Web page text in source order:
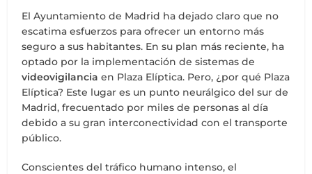
El Ayuntamiento de Madrid ha dejado claro que no
escatima esfuerzos para ofrecer un entorno más
seguro a sus habitantes. En su plan más reciente, ha
optado por la implementación de sistemas de
videovigilancia en Plaza Elíptica. Pero, ¿por qué Plaza
Elíptica? Este lugar es un punto neurálgico del sur de
Madrid, frecuentado por miles de personas al día
debido a su gran interconectividad con el transporte
público.
Conscientes del tráfico humano intenso, el